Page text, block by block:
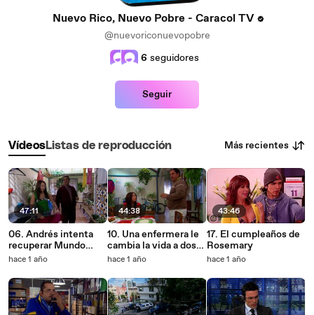
Nuevo Rico, Nuevo Pobre - Caracol TV
@nuevoriconuevopobre
6 seguidores
Seguir
VídeosListas de reproducción Más recientes
47:11
06. Andrés intenta
recuperar Mundo
Express
hace 1 año
44:38
10. Una enfermera le
cambia la vida a dos
niños
hace 1 año
43:46
17. El cumpleaños de
Rosemary
hace 1 año